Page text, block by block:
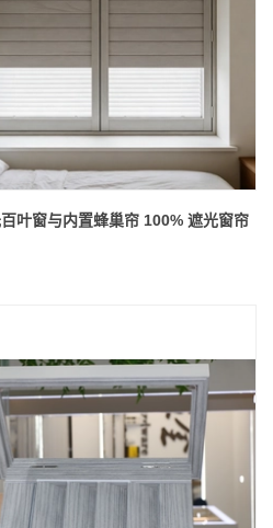
叶窗与内置蜂巢帘 100% 遮光窗帘